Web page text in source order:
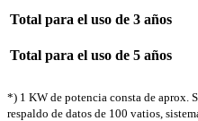
Total para el uso de 3 años
Total para el uso de 5 años
*) 1 KW de potencia consta de aprox.
respaldo de datos de 100 vatios,